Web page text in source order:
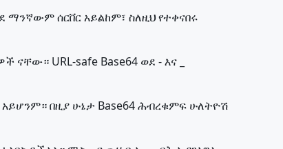
ሰርቨር አይልከም፣ ስለዚህ የተቀናበሩ
URL-safe Base64 ወደ - እና _
በዚያ ሁኔታ Base64 ሕብረቁምፍ ሁለትዮሽ